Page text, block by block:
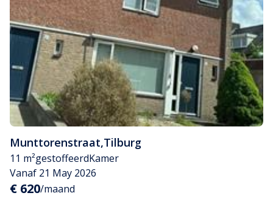
Munttorenstraat,Tilburg
11 m²gestoffeerdKamer
Vanaf 21 May 2026
€ 620/maand